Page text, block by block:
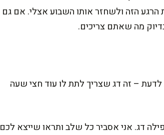
הרגע הזה ולשחזר אותו השבוע אצלי. אם גם
מה שאתם צריכים.
ההכנה תיקח לכם בערך 15 דקות, אבל חשוב לדעת – זה דג שצריך לתת לו עוד חצי שעה
דג. אני אסביר כל שלב ותראו שייצא לכם